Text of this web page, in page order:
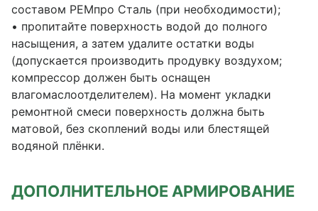
составом РЕМпро Сталь (при необходимости);
• пропитайте поверхность водой до полного
насыщения, а затем удалите остатки воды
(допускается производить продувку воздухом;
компрессор должен быть оснащен
влагомаслоотделителем). На момент укладки
ремонтной смеси поверхность должна быть
матовой, без скоплений воды или блестящей
водяной плёнки.
ДОПОЛНИТЕЛЬНОЕ АРМИРОВАНИЕ